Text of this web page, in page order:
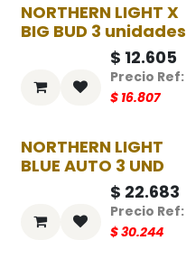
-25%
NORTHERN LIGHT X
BIG BUD 3 unidades
$ 12.605
$ 16.807
-25%
NORTHERN LIGHT
BLUE AUTO 3 UND
$ 22.683
$30.244